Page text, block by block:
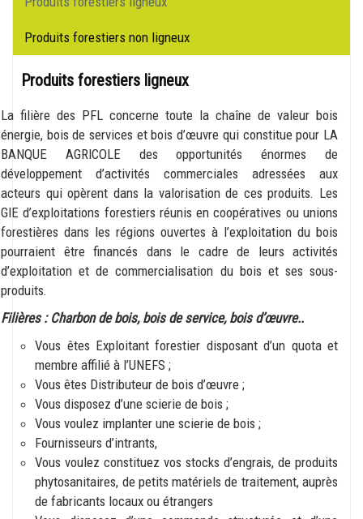
Produits forestiers non ligneux
Produits forestiers ligneux
La filière des PFL concerne toute la chaîne de valeur bois
énergie, bois de services et bois d’œuvre qui constitue pour LA
BANQUE AGRICOLE des opportunités énormes de
développement d’activités commerciales adressées aux
acteurs qui opèrent dans la valorisation de ces produits. Les
GIE d’exploitations forestiers réunis en coopératives ou unions
forestières dans les régions ouvertes à l’exploitation du bois
pourraient être financés dans le cadre de leurs activités
d’exploitation et de commercialisation du bois et ses sous-
produits.
Filières: Charbon de bois, bois de service, bois d’œuvre..
Vous êtes Exploitant forestier disposant d’un quota et
membre affilié à l’UNEFS ;
Vous êtes Distributeur de bois d’œuvre ;
Vous disposez d’une scierie de bois ;
Vous voulez implanter une scierie de bois ;
Fournisseurs d’intrants,
Vous voulez constituez vos stocks d’engrais, de produits
phytosanitaires, de petits matériels de traitement, auprès
de fabricants locaux ou étrangers